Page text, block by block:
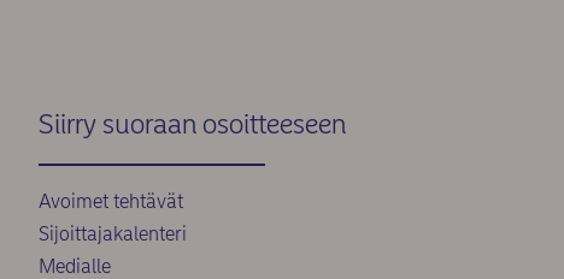
Siirry suoraan osoitteeseen
Avoimet tehtävät
Sijoittajakalenteri
Medialle